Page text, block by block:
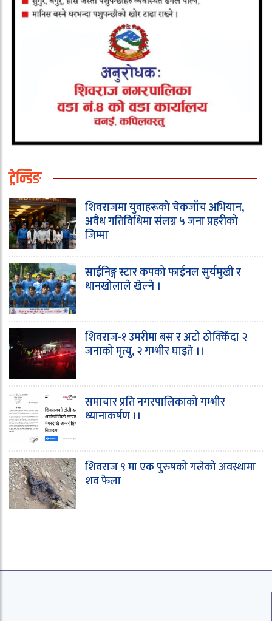
ट्रेन्डिङ
शिवराजमा युवाहरूको चेकजाँच अभियान,
अवैध गतिविधिमा संलग्न ५ जना प्रहरीको
जिम्मा
साईनिङ्ग स्टार कपको फाईनल सुर्यमुखी र
धानखोलाले खेल्ने ।
शिवराज-१ उमरीमा बस र अटो ठोक्किँदा २
जनाको मृत्यु, २ गम्भीर घाइते ।।
समाचार प्रति नगरपालिकाको गम्भीर
ध्यानाकर्षण ।।
शिवराज ९ मा एक पुरुषको गलेको अवस्थामा
शव फेला